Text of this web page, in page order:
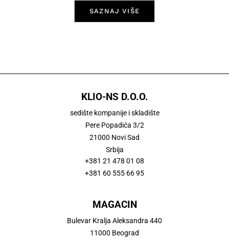
SAZNAJ VIŠE
KLIO-NS D.O.O.
sedište kompanije i skladište
Pere Popadića 3/2
21000 Novi Sad
Srbija
+381 21 478 01 08
+381 60 555 66 95
MAGACIN
Bulevar Kralja Aleksandra 440
11000 Beograd